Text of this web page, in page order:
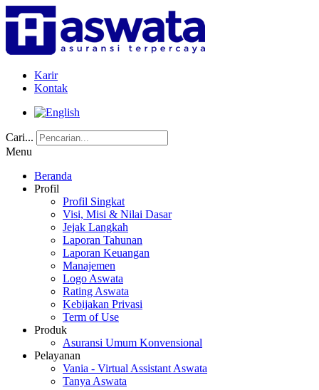
Karir
Kontak
Cari...
Menu
Beranda
Profil
Profil Singkat
Visi, Misi & Nilai Dasar
Jejak Langkah
Laporan Tahunan
Laporan Keuangan
Manajemen
Logo Aswata
Rating Aswata
Kebijakan Privasi
Term of Use
Produk
Asuransi Umum Konvensional
Pelayanan
Vania - Virtual Assistant Aswata
Tanya Aswata